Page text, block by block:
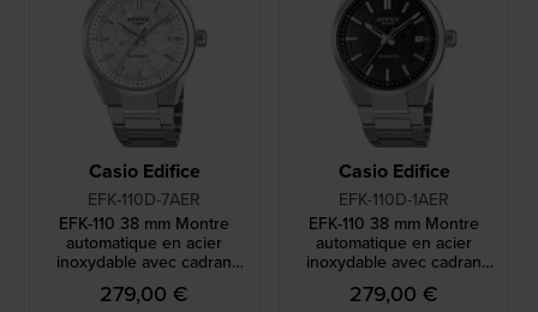
Casio Edifice
EFK-110D-7AER
EFK-110 38 mm Montre
automatique en acier
inoxydable avec cadran
texturé unique
279,00 €
Casio Edifice
EFK-110D-1AER
EFK-110 38 mm Montre
automatique en acier
inoxydable avec cadran
texturé unique
279,00 €